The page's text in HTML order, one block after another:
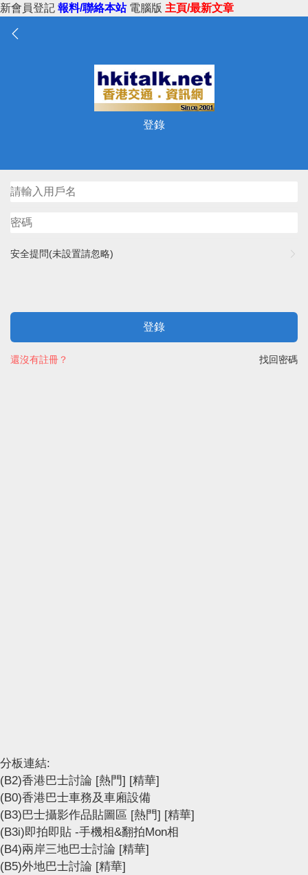
新會員登記 報料/聯絡本站 電腦版 主頁/最新文章
登錄
安全提問(未設置請忽略)
登錄
找回密碼
還沒有註冊？
分板連結:
(B2)香港巴士討論 [熱門] [精華]
(B0)香港巴士車務及車廂設備
(B3)巴士攝影作品貼圖區 [熱門] [精華]
(B3i)即拍即貼 -手機相&翻拍Mon相
(B4)兩岸三地巴士討論 [精華]
(B5)外地巴士討論 [精華]